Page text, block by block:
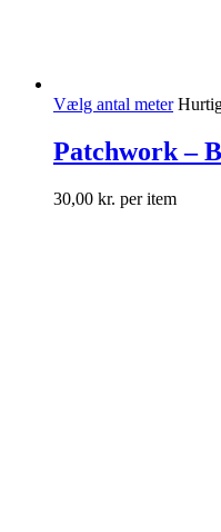
Vælg antal meter
Patchwork –
30,00 kr. per item